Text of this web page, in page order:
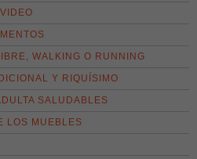
WALKING O RUNNING
Y RIQUÍSIMO
SALUDABLES
LOS MUEBLES